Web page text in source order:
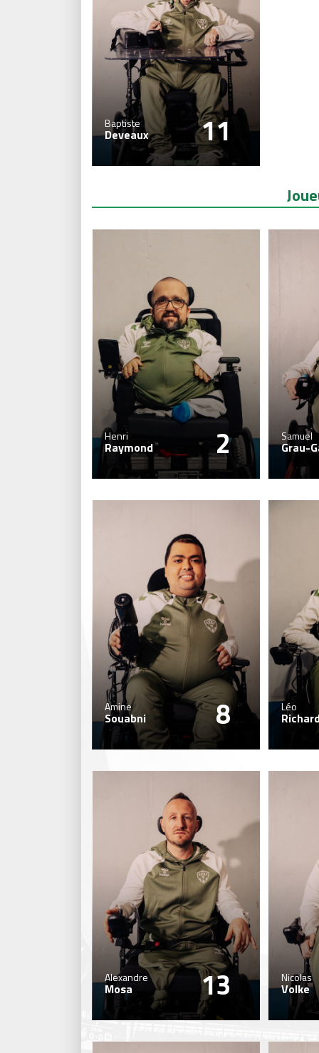
11
Baptiste
Deveaux
2
Henri
Raymond
Samuel
Grau-
8
Amine
Souabni
Léo
13
Alexandre
Mosa
Nicolas
Volke